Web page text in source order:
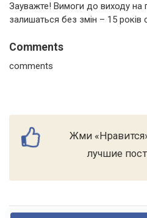
Зауважте! Вимоги до виходу на
залишаться без змін – 15 років
Comments
comments
Жми
лучшие